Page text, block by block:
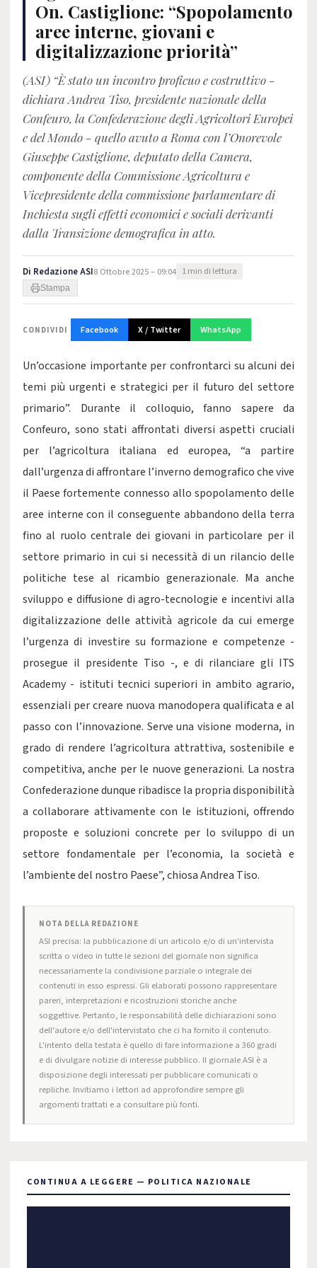
On. Castiglione: “Spopolamento
aree interne, giovani e
digitalizzazione priorità”
(ASI) “È stato un incontro proficuo e costruttivo -
dichiara Andrea Tiso, presidente nazionale della
Confeuro, la Confederazione degli Agricoltori Europei
e del Mondo - quello avuto a Roma con l’Onorevole
Giuseppe Castiglione, deputato della Camera,
componente della Commissione Agricoltura e
Vicepresidente della commissione parlamentare di
Inchiesta sugli effetti economici e sociali derivanti
dalla Transizione demografica in atto.
Di Redazione ASI8 Ottobre 2025 – 09:04 1 min di lettura
Stampa
CONDIVIDI Facebook X / Twitter WhatsApp
Un’occasione importante per confrontarci su alcuni dei
temi più urgenti e strategici per il futuro del settore
primario”. Durante il colloquio, fanno sapere da
Confeuro, sono stati affrontati diversi aspetti cruciali
per l’agricoltura italiana ed europea, “a partire
dall’urgenza di affrontare l’inverno demografico che vive
il Paese fortemente connesso allo spopolamento delle
aree interne con il conseguente abbandono della terra
fino al ruolo centrale dei giovani in particolare per il
settore primario in cui si necessità di un rilancio delle
politiche tese al ricambio generazionale. Ma anche
sviluppo e diffusione di agro-tecnologie e incentivi alla
digitalizzazione delle attività agricole da cui emerge
l’urgenza di investire su formazione e competenze -
prosegue il presidente Tiso -, e di rilanciare gli ITS
Academy - istituti tecnici superiori in ambito agrario,
essenziali per creare nuova manodopera qualificata e al
passo con l’innovazione. Serve una visione moderna, in
grado di rendere l’agricoltura attrattiva, sostenibile e
competitiva, anche per le nuove generazioni. La nostra
Confederazione dunque ribadisce la propria disponibilità
a collaborare attivamente con le istituzioni, offrendo
proposte e soluzioni concrete per lo sviluppo di un
settore fondamentale per l’economia, la società e
l’ambiente del nostro Paese”, chiosa Andrea Tiso.
NOTA DELLA REDAZIONE
ASI precisa: la pubblicazione di un articolo e/o di un'intervista
scritta o video in tutte le sezioni del giornale non significa
necessariamente la condivisione parziale o integrale dei
contenuti in esso espressi. Gli elaborati possono rappresentare
pareri, interpretazioni e ricostruzioni storiche anche
soggettive. Pertanto, le responsabilità delle dichiarazioni sono
dell'autore e/o dell'intervistato che ci ha fornito il contenuto.
L'intento della testata è quello di fare informazione a 360 gradi
e di divulgare notizie di interesse pubblico. Il giornale ASI è a
disposizione degli interessati per pubblicare comunicati o
repliche. Invitiamo i lettori ad approfondire sempre gli
argomenti trattati e a consultare più fonti.
CONTINUA A LEGGERE — POLITICA NAZIONALE